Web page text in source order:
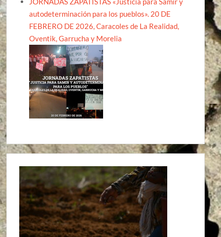
autodeterminación para los pueblos». 20 DE
FEBRERO DE 2026, Caracoles de La Realidad,
Oventik, Garrucha y Morelia